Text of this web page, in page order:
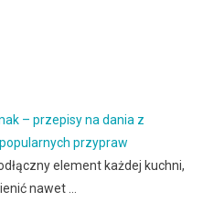
– przepisy na dania z
przypraw
element każdej kuchni,
nawet …